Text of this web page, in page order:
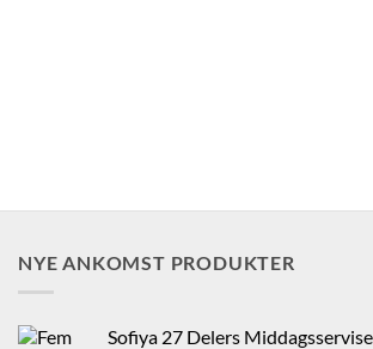
NYE ANKOMST PRODUKTER
Sofiya 27 Delers